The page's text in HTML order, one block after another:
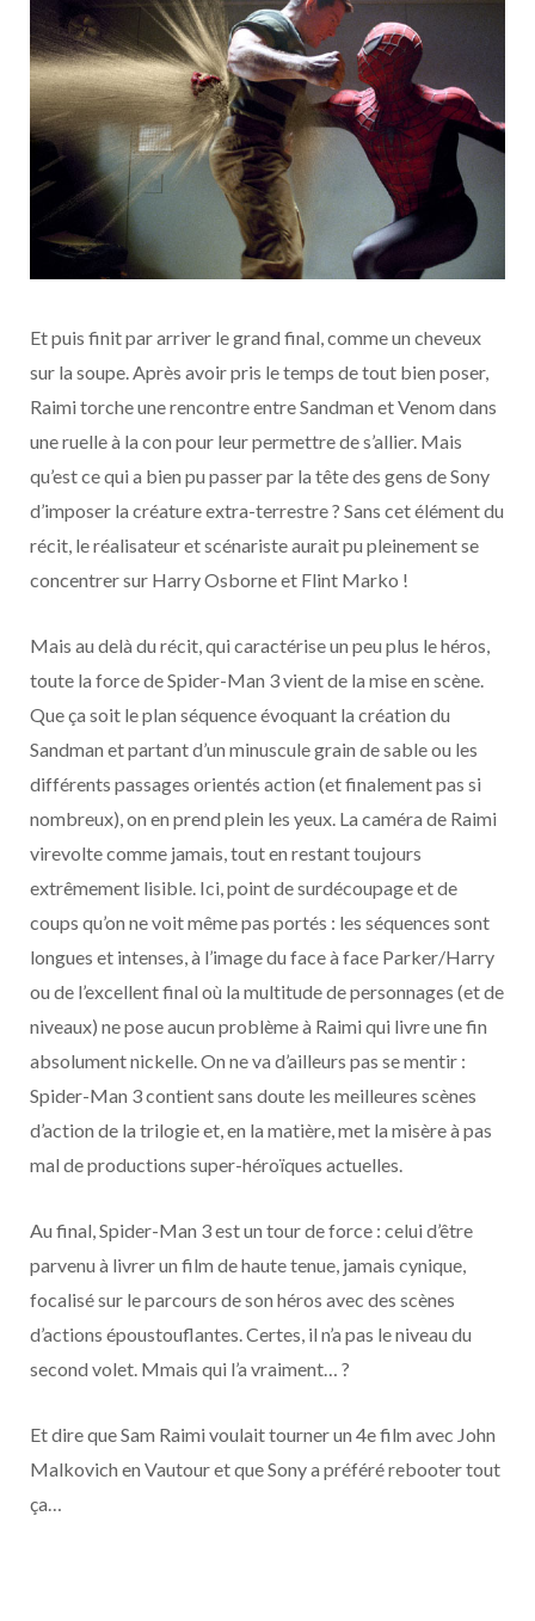
Et puis finit par arriver le grand final, comme un cheveux
sur la soupe. Après avoir pris le temps de tout bien poser,
Raimi torche une rencontre entre Sandman et Venom dans
une ruelle à la con pour leur permettre de s’allier. Mais
qu’est ce qui a bien pu passer par la tête des gens de Sony
d’imposer la créature extra-terrestre ? Sans cet élément du
récit, le réalisateur et scénariste aurait pu pleinement se
concentrer sur Harry Osborne et Flint Marko !
Mais au delà du récit, qui caractérise un peu plus le héros,
toute la force de Spider-Man 3 vient de la mise en scène.
Que ça soit le plan séquence évoquant la création du
Sandman et partant d’un minuscule grain de sable ou les
différents passages orientés action (et finalement pas si
nombreux), on en prend plein les yeux. La caméra de Raimi
virevolte comme jamais, tout en restant toujours
extrêmement lisible. Ici, point de surdécoupage et de
coups qu’on ne voit même pas portés : les séquences sont
longues et intenses, à l’image du face à face Parker/Harry
ou de l’excellent final où la multitude de personnages (et de
niveaux) ne pose aucun problème à Raimi qui livre une fin
absolument nickelle. On ne va d’ailleurs pas se mentir :
Spider-Man 3 contient sans doute les meilleures scènes
d’action de la trilogie et, en la matière, met la misère à pas
mal de productions super-héroïques actuelles.
Au final, Spider-Man 3 est un tour de force : celui d’être
parvenu à livrer un film de haute tenue, jamais cynique,
focalisé sur le parcours de son héros avec des scènes
d’actions époustouflantes. Certes, il n’a pas le niveau du
second volet. Mmais qui l’a vraiment… ?
Et dire que Sam Raimi voulait tourner un 4e film avec John
Malkovich en Vautour et que Sony a préféré rebooter tout
ça…